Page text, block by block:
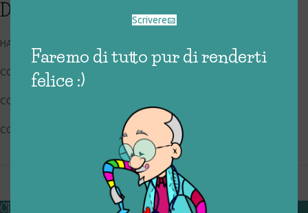
Scrivere
Faremo di tutto pur di renderti
felice :)
Descrizione
HAPE HOLDING AG E0329
CODICE RIGIOCATTOLO: 025_0_147
CONDIZIONI: buone, usato
COLLOCAZIONE: EXP
CHI SIAMO